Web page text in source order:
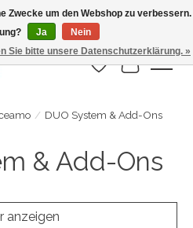
Uhr
Wunschzettel
Ihr
/ DUO System & Add-Ons
& Add-Ons
anzeigen
Zwecke um den Webshop zu verbessern.
Ja
Nein
Sie bitte unsere Datenschutzerklärung. »